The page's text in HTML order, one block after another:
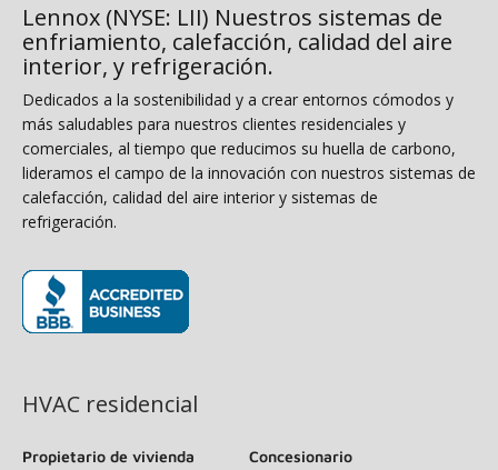
Lennox (NYSE: LII) Nuestros sistemas de
enfriamiento, calefacción, calidad del aire
interior, y refrigeración.
Dedicados a la sostenibilidad y a crear entornos cómodos y
más saludables para nuestros clientes residenciales y
comerciales, al tiempo que reducimos su huella de carbono,
lideramos el campo de la innovación con nuestros sistemas de
calefacción, calidad del aire interior y sistemas de
refrigeración.
HVAC residencial
Propietario de vivienda
Concesionario